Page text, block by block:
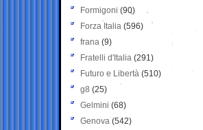
Formigoni (90)
Forza Italia (596)
frana (9)
Fratelli d'Italia (291)
Futuro e Libertà (510)
g8 (25)
Gelmini (68)
Genova (542)